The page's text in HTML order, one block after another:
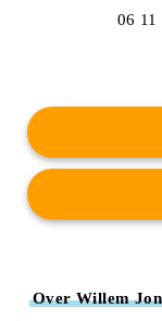
06 11
Over Willem